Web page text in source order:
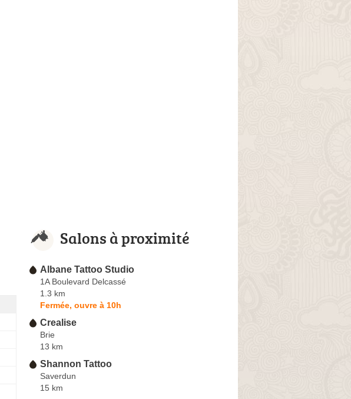
Salons à proximité
Albane Tattoo Studio
1A Boulevard Delcassé
1.3 km
Fermée, ouvre à 10h
Crealise
Brie
13 km
Shannon Tattoo
Saverdun
15 km